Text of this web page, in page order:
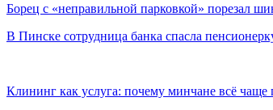
Борец с «неправильной парковкой» порезал
В Пинске сотрудница банка спасла
Клининг как услуга: почему минчане всё